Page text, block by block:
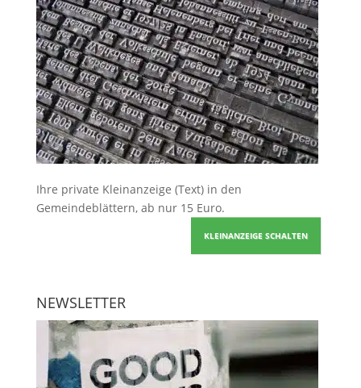
Ihre private Kleinanzeige (Text) in den
Gemeindeblättern, ab nur 15 Euro.
KLEINANZEIGE SCHALTEN
NEWSLETTER